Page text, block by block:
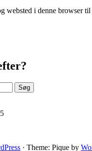
websted i denne browser
· Theme: Pique by